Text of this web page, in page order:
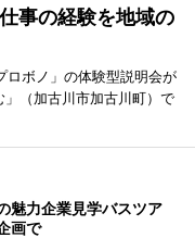
事の経験を地域の
ロボノ」の体験型説明会が
（加古川市加古川町）で
魅力企業見学バスツア
画で